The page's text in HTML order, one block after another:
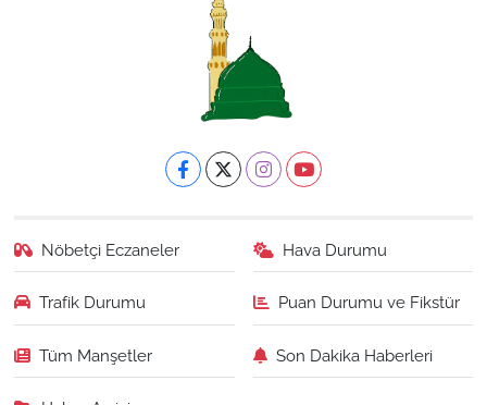
Nöbetçi Eczaneler Hava Durumu
Trafik Durumu Puan Durumu ve Fikstür
Tüm Manşetler Son Dakika Haberleri